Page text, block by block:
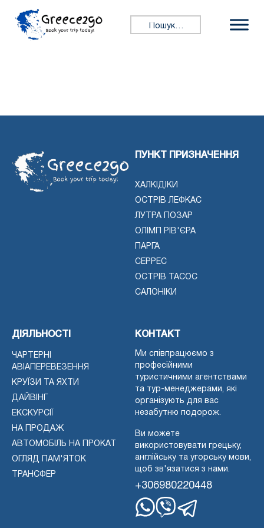
Перейти до змісту
Пошук:
ПУНКТ ПРИЗНАЧЕННЯ
ХАЛКІДІКИ
ОСТРІВ ЛЕФКАС
ЛУТРА ПОЗАР
ОЛІМП РІВ'ЄРА
ПАРГА
СЕРРЕС
ОСТРІВ ТАСОС
САЛОНІКИ
ДІЯЛЬНОСТІ
ЧАРТЕРНІ
АВІАПЕРЕВЕЗЕННЯ
КРУЇЗИ ТА ЯХТИ
ДАЙВІНГ
ЕКСКУРСІЇ
НА ПРОДАЖ
АВТОМОБІЛЬ НА ПРОКАТ
ОГЛЯД ПАМ'ЯТОК
ТРАНСФЕР
КОНТАКТ
Ми співпрацюємо з
професійними
туристичними агентствами
та тур-менеджерами, які
організують для вас
незабутню подорож.
Ви можете
використовувати грецьку,
англійську та угорську мови,
щоб зв'язатися з нами.
+306980220448